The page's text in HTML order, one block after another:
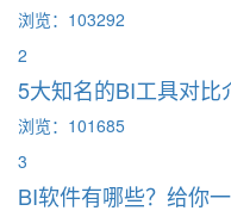
浏览：103292
2
5大知名的BI工具对比
浏览：101685
3
BI软件有哪些？给你